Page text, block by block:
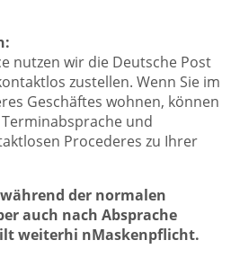
nutzen wir die Deutsche Post
zustellen. Wenn Sie im
Geschäftes wohnen, können
und
Procederes zu Ihrer
der normalen
auch nach Absprache
weiterhi nMaskenpflicht.